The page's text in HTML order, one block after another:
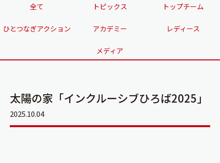
全て トピックス トップチーム
ひとつなぎアクション アカデミー レディース
メディア
太陽の家「インクルーシブひろば2025」
2025.10.04